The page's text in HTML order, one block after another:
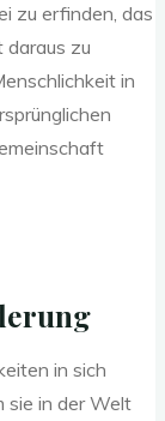
zu erfinden, das
daraus zu
in
in sich
sie in der Welt